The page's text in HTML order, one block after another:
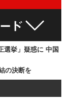
選挙」疑惑に 中国
の決断を